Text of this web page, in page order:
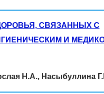
СВЯЗАННЫХ С
И
Н.А., Насыбуллина